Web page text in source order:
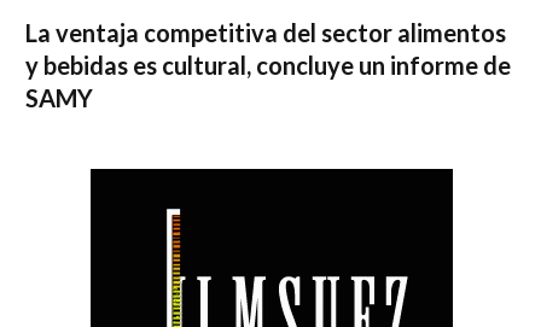
La ventaja competitiva del sector alimentos
y bebidas es cultural, concluye un informe de
SAMY